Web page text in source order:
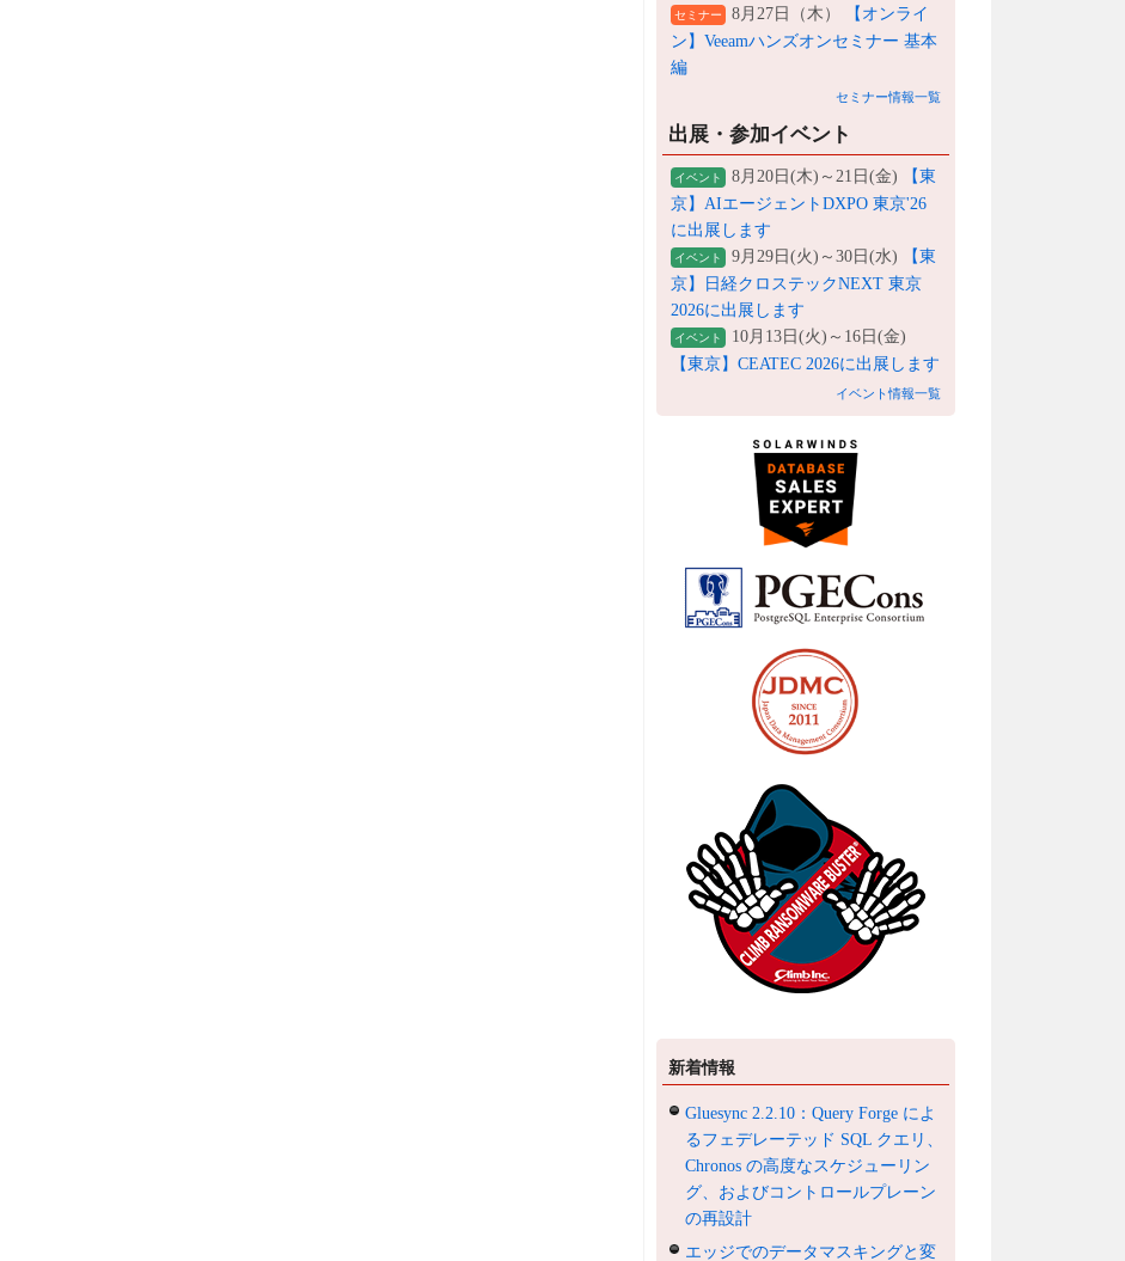
セミナー 8月27日（木）
【オンライ
ン】Veeamハンズオンセミナー 基本
編
セミナー情報一覧
出展・参加イベント
イベント 8月20日(木)～21日(金)
【東
京】AIエージェントDXPO 東京'26
に出展します
イベント 9月29日(火)～30日(水)
【東
京】日経クロステックNEXT 東京
2026に出展します
イベント
10月13日(火)～16日(金)
【東京】CEATEC 2026に出展します
イベント情報一覧
新着情報
Gluesync 2.2.10：Query Forge によ
るフェデレーテッド SQL クエリ、
Chronos の高度なスケジューリン
グ、およびコントロールプレーン
の再設計
エッジでのデータマスキングと変